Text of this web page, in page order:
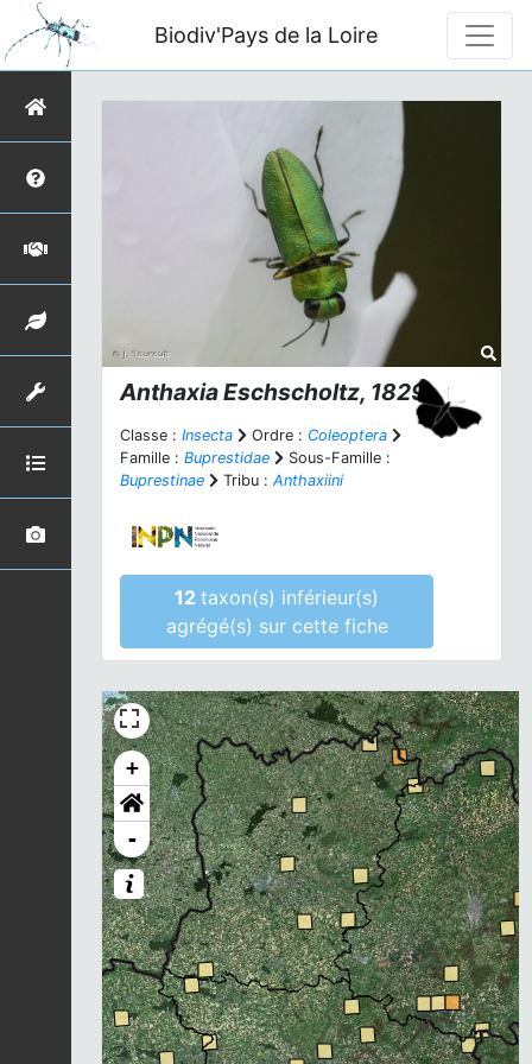
Biodiv'Pays de la Loire
AnthaxiaEschscholtz, 1829
Classe : Insecta Ordre : Coleoptera
Famille : Buprestidae
Sous-Famille :
Buprestinae
Tribu : Anthaxiini
12taxon(s) inférieur(s)
agrégé(s) sur cette fiche
+
-